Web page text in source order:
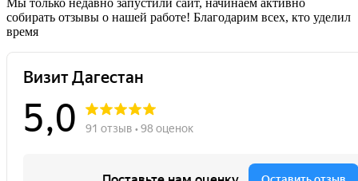
Мы только недавно запустили сайт, начинаем активно
собирать отзывы о нашей работе! Благодарим всех, кто уделил
время